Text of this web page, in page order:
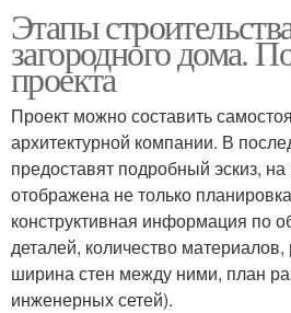
Этапы
загородного дома.
проекта
Проект можно составить
архитектурной компании. В
предоставят подробный эскиз, на
отображена не только
конструктивная информация по
деталей, количество
ширина стен между ними, план
инженерных сетей).